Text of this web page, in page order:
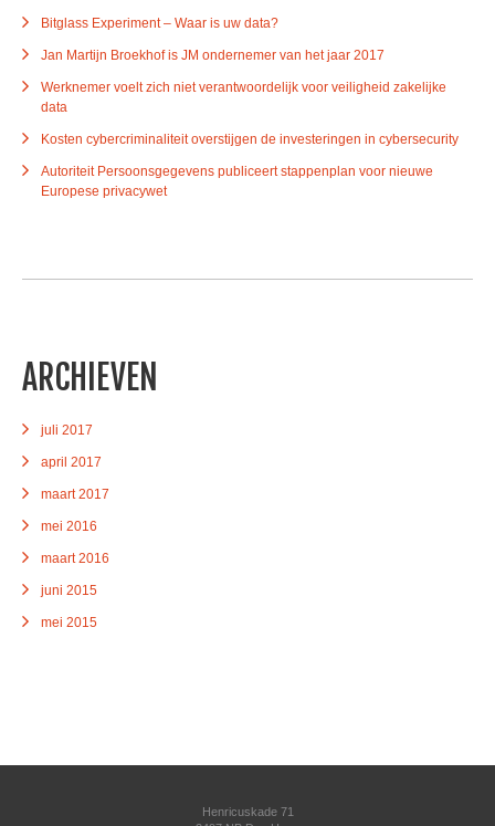
Bitglass Experiment – Waar is uw data?
Jan Martijn Broekhof is JM ondernemer van het jaar 2017
Werknemer voelt zich niet verantwoordelijk voor veiligheid zakelijke
data
Kosten cybercriminaliteit overstijgen de investeringen in cybersecurity
Autoriteit Persoonsgegevens publiceert stappenplan voor nieuwe
Europese privacywet
ARCHIEVEN
juli 2017
april 2017
maart 2017
mei 2016
maart 2016
juni 2015
mei 2015
Henricuskade 71